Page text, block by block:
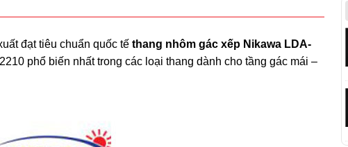
đạt tiêu chuẩn quốc tế thang nhôm gác xếp Nikawa LDA-
phổ biến nhất trong các loại thang dành cho tầng gác mái –